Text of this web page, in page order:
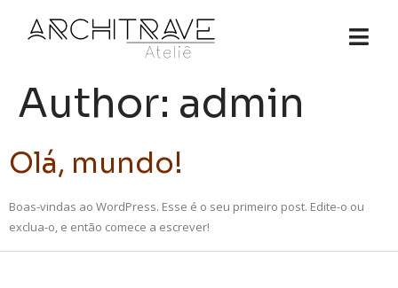
Author: admin
Olá, mundo!
Boas-vindas ao WordPress. Esse é o seu primeiro post. Edite-o ou
exclua-o, e então comece a escrever!